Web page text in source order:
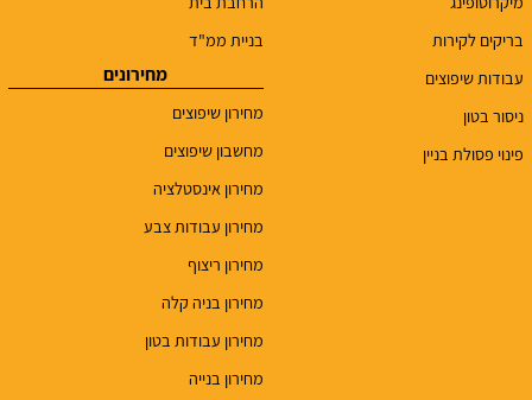
בריקים לקירות
עבודות שיפוצים
ניסור בטון
פינוי פסולת בניין
בניית ממ"ד
מחירונים
מחירון שיפוצים
מחשבון שיפוצים
מחירון אינסטלציה
מחירון עבודות צבע
מחירון ריצוף
מחירון בניה קלה
מחירון עבודות בטון
מחירון בנייה